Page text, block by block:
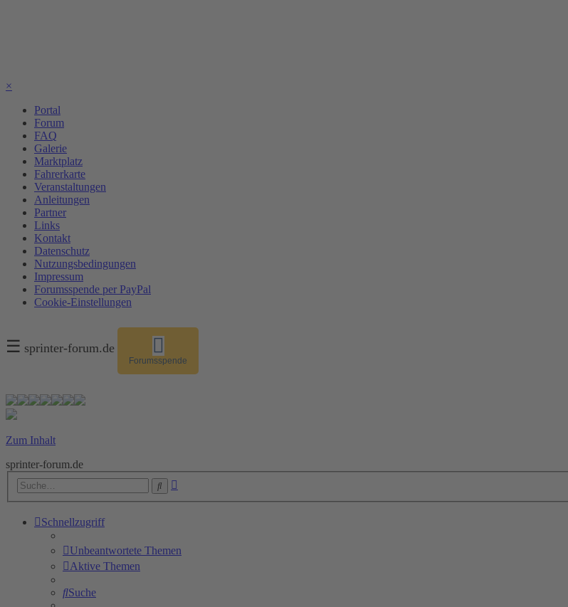
×
Portal
Forum
FAQ
Galerie
Marktplatz
Fahrerkarte
Veranstaltungen
Anleitungen
Partner
Links
Kontakt
Datenschutz
Nutzungsbedingungen
Impressum
Forumsspende per PayPal
Cookie-Einstellungen
☰ sprinter-forum.de
Forumsspende
Zum Inhalt
sprinter-forum.de
Suche
Schnellzugriff
Unbeantwortete Themen
Aktive Themen
Suche